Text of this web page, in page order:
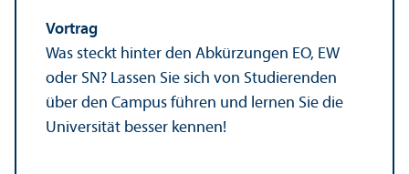
Vortrag
Was steckt hinter den Abkürzungen EO, EW
oder SN? Lassen Sie sich von Studierenden
über den Campus führen und lernen Sie die
Universität besser kennen!